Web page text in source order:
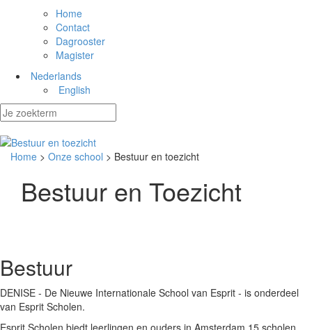
Home
Contact
Dagrooster
Magister
Nederlands
English
Home > Onze school > Bestuur en toezicht
Bestuur en Toezicht
Bestuur
DENISE - De Nieuwe Internationale School van Esprit - is onderdeel
van Esprit Scholen.
Esprit Scholen biedt leerlingen en ouders in Amsterdam 15 scholen